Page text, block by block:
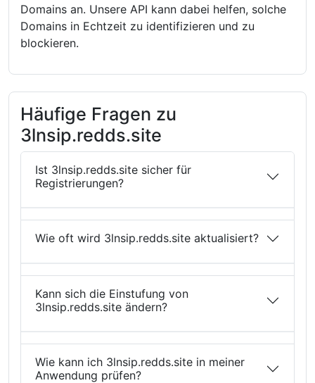
Domains an. Unsere API kann dabei helfen, solche
Domains in Echtzeit zu identifizieren und zu
blockieren.
Häufige Fragen zu
3lnsip.redds.site
Ist 3lnsip.redds.site sicher für
Registrierungen?
Wie oft wird 3lnsip.redds.site aktualisiert?
Kann sich die Einstufung von
3lnsip.redds.site ändern?
Wie kann ich 3lnsip.redds.site in meiner
Anwendung prüfen?